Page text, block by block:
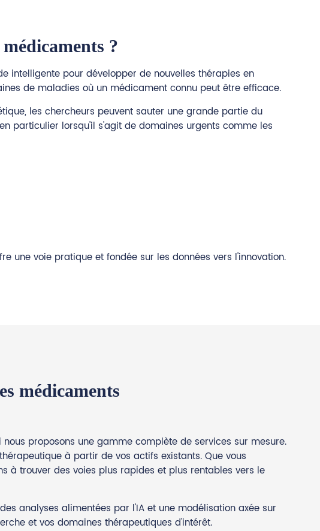
?
intelligente pour développer de nouvelles thérapies en
de maladies où un médicament connu peut être efficace.
les chercheurs peuvent sauter une grande partie du
particulier lorsqu'il s'agit de domaines urgents comme les
une voie pratique et fondée sur les données vers l'innovation.
médicaments
proposons une gamme complète de services sur mesure.
à partir de vos actifs existants. Que vous
à trouver des voies plus rapides et plus rentables vers le
analyses alimentées par l'IA et une modélisation axée sur
et vos domaines thérapeutiques d'intérêt.